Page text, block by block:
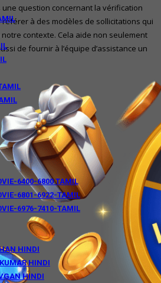
6400-6800 TAMIL
6801-6922-TAMIL
6976-7410-TAMIL
HINDI
HINDI
HINDI
question concernant la vérification
référer à des modèles de sollicitations qui
contexte. Cela aide non seulement
de fournir à l’équipe d’assistance un